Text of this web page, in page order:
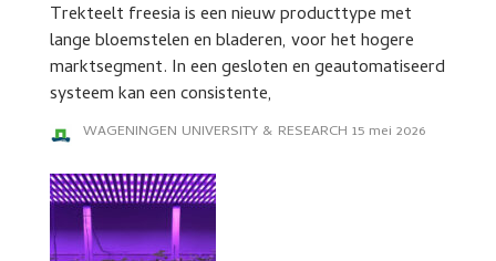
Trekteelt freesia is een nieuw producttype met
lange bloemstelen en bladeren, voor het hogere
marktsegment. In een gesloten en geautomatiseerd
systeem kan een consistente,
WAGENINGEN UNIVERSITY & RESEARCH 15 mei 2026